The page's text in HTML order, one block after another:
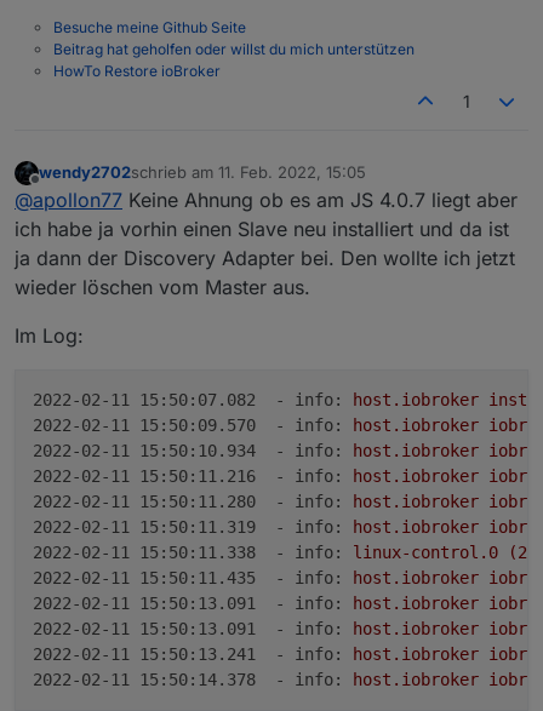
[DEBUG] [iobroker] - done
[DEBUG] [historyDB] - compress from
Besuche meine Github Seite
Beitrag hat geholfen oder willst du mich unterstützen
HowTo Restore ioBroker
1
Offline
wendy2702schrieb am 11. Feb. 2022, 15:05
zuletzt editiert von
@apollon77 Keine Ahnung ob es am JS 4.0.7 liegt aber
ich habe ja vorhin einen Slave neu installiert und da ist
ja dann der Discovery Adapter bei. Den wollte ich jetzt
wieder löschen vom Master aus.
Im Log:
2022-02-11 15:50:07.082  - info: host.iobroker
2022-02-11 15:50:09.570  - info:
host.iobroker
2022-02-11 15:50:10.934  - info:
host.iobroker
2022-02-11 15:50:11.216  - info:
host.iobroker
2022-02-11 15:50:11.280  - info:
host.iobroker
2022-02-11 15:50:11.319  - info:
host.iobroker
2022-02-11 15:50:11.338  - info:
linux-control.0
2022-02-11 15:50:11.435  - info:
host.iobroker
2022-02-11 15:50:13.091  - info:
host.iobroker
2022-02-11 15:50:13.091  - info:
host.iobroker
2022-02-11 15:50:13.241  - info:
host.iobroker
2022-02-11 15:50:14.378  - info:
host.iobroker